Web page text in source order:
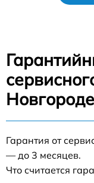
Новгороде
Гарантия от
— до 3 месяцев.
Что считается